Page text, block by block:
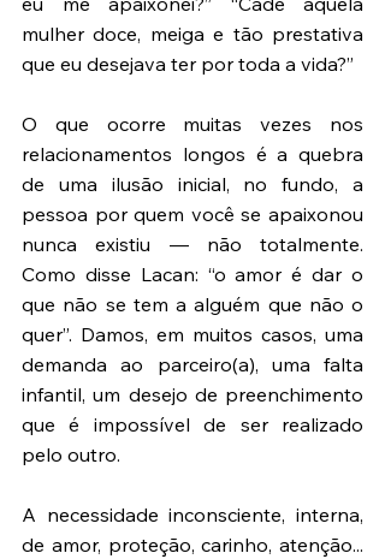
mulher doce, meiga e tão prestativa
que eu desejava ter por toda a vida?”
O que ocorre muitas vezes nos
relacionamentos longos é a quebra
de uma ilusão inicial, no fundo, a
pessoa por quem você se apaixonou
nunca existiu — não totalmente.
Como disse Lacan: “o amor é dar o
que não se tem a alguém que não o
quer”. Damos, em muitos casos, uma
demanda ao parceiro(a), uma falta
infantil, um desejo de preenchimento
que é impossível de ser realizado
pelo outro.
A necessidade inconsciente, interna,
de amor, proteção, carinho, atenção...